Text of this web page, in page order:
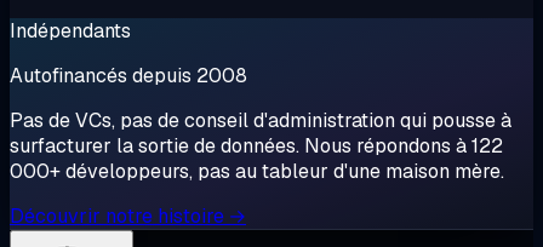
Indépendants
Autofinancés depuis 2008
Pas de VCs, pas de conseil d'administration qui pousse à
surfacturer la sortie de données. Nous répondons à 122
000+ développeurs, pas au tableur d'une maison mère.
Découvrir notre histoire →